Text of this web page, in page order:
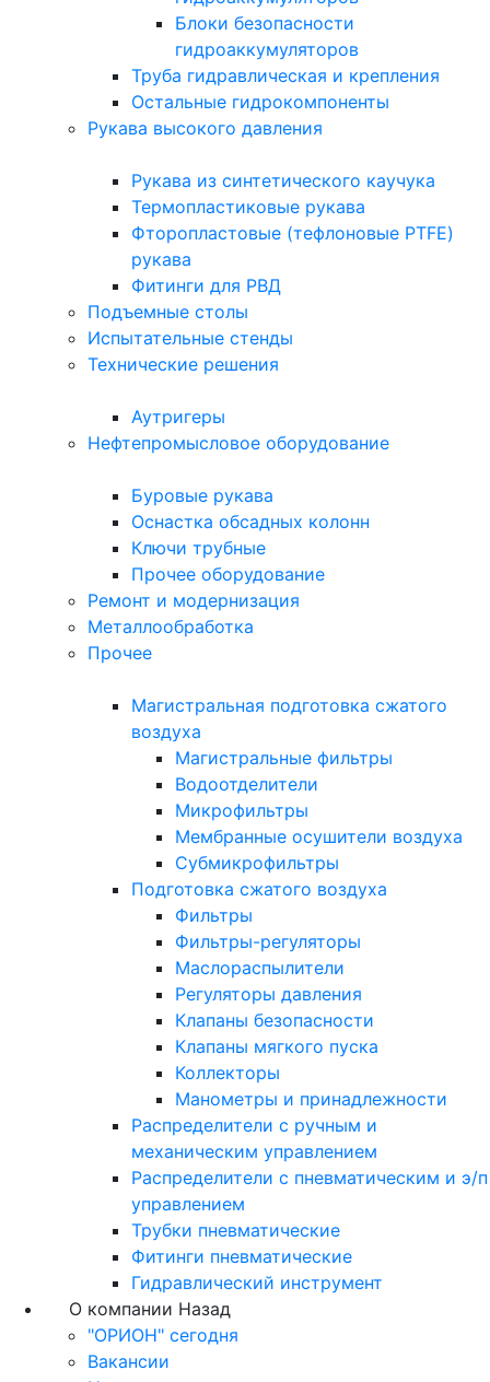
Блоки безопасности
гидроаккумуляторов
Труба гидравлическая и крепления
Остальные гидрокомпоненты
Рукава высокого давления
Рукава из синтетического каучука
Термопластиковые рукава
Фторопластовые (тефлоновые PTFE)
рукава
Фитинги для РВД
Подъемные столы
Испытательные стенды
Технические решения
Аутригеры
Нефтепромысловое оборудование
Буровые рукава
Оснастка обсадных колонн
Ключи трубные
Прочее оборудование
Ремонт и модернизация
Металлообработка
Прочее
Магистральная подготовка сжатого
воздуха
Магистральные фильтры
Водоотделители
Микрофильтры
Мембранные осушители воздуха
Субмикрофильтры
Подготовка сжатого воздуха
Фильтры
Фильтры-регуляторы
Маслораспылители
Регуляторы давления
Клапаны безопасности
Клапаны мягкого пуска
Коллекторы
Манометры и принадлежности
Распределители с ручным и
механическим управлением
Распределители с пневматическим и э/п
управлением
Трубки пневматические
Фитинги пневматические
Гидравлический инструмент
О компании Назад
"ОРИОН" сегодня
Вакансии